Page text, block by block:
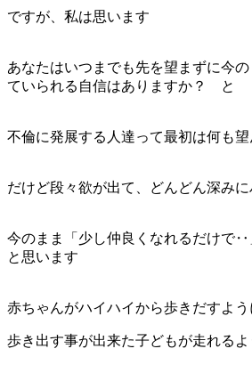
ですが、私は思います
あなたはいつまでも先を望まずに今
ていられる自信はありますか？ と
不倫に発展する人達って最初は何も
だけど段々欲が出て、どんどん深みに
今のまま「少し仲良くなれるだけで
と思います
赤ちゃんがハイハイから歩きだすよう
歩き出す事が出来た子どもが走れるよ